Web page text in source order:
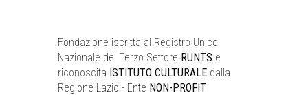
Fondazione iscritta al Registro Unico
Nazionale del Terzo Settore RUNTS e
riconoscita ISTITUTO CULTURALE dalla
Regione Lazio - Ente NON-PROFIT